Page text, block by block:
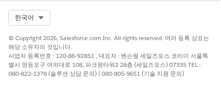
한국어
© Copyright 2026, Salesforce.com Inc. All rights reserved. 여러 등록 상표는
해당 소유자의 것입니다.
사업자 등록번호 : 120-86-92851 , 대표자 : 벤슨웡 세일즈포스 코리아 서울특
별시 영등포구 여의대로 108, 파크원타워2 28층 (세일즈포스) 07335 TEL :
080-822-1378 (솔루션 상담 문의) | 080-805-9651 (기술 지원 문의)